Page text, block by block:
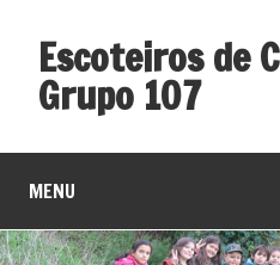
Escoteiros de
Grupo 107
MENU